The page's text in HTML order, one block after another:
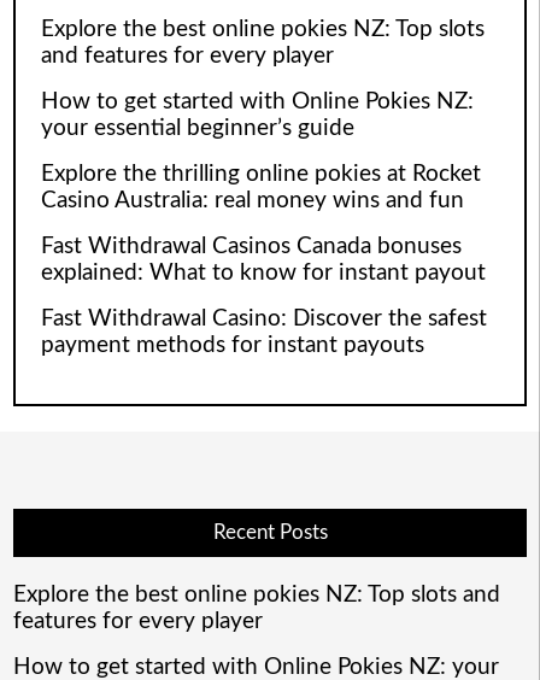
Explore the best online pokies NZ: Top slots
and features for every player
How to get started with Online Pokies NZ:
your essential beginner’s guide
Explore the thrilling online pokies at Rocket
Casino Australia: real money wins and fun
Fast Withdrawal Casinos Canada bonuses
explained: What to know for instant payout
Fast Withdrawal Casino: Discover the safest
payment methods for instant payouts
Recent Posts
Explore the best online pokies NZ: Top slots and
features for every player
How to get started with Online Pokies NZ: your